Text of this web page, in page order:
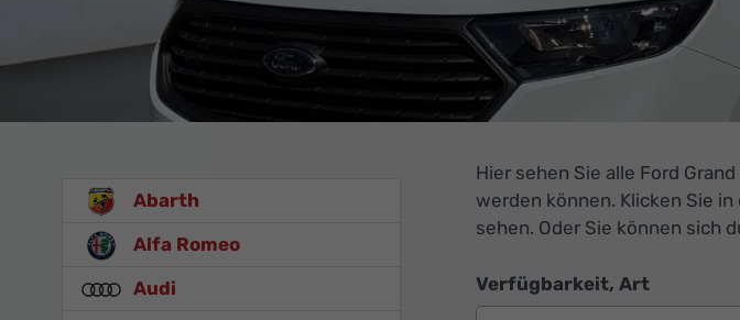
Hier sehen Sie alle Ford
werden können. Klicken Sie
sehen. Oder Sie können sich
Verfügbarkeit, Art
Abarth
Alfa Romeo
Audi